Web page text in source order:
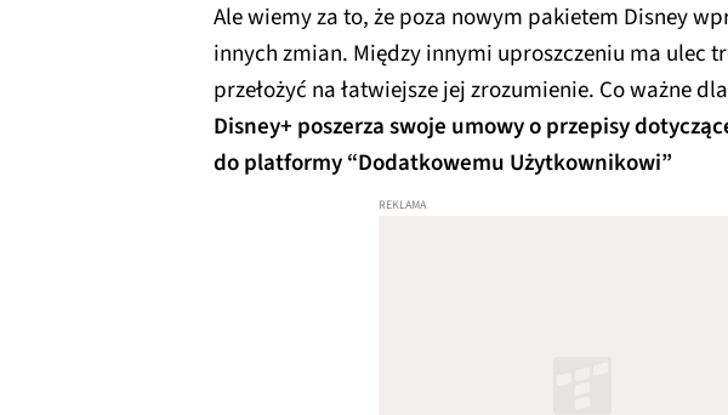
Ale wiemy za to, że poza nowym pakietem Disney
innych zmian. Między innymi uproszczeniu ma ulec
przełożyć na łatwiejsze jej zrozumienie. Co ważne
Disney+ poszerza swoje umowy o przepisy
do platformy “Dodatkowemu Użytkownikowi”